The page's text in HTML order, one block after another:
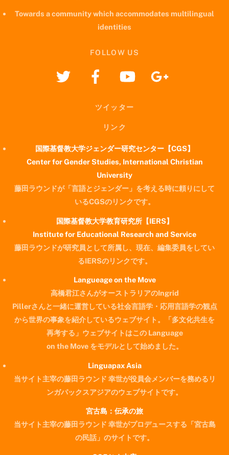
Towards a community which accommodates multilingual
identities
FOLLOW US
ツイッター
リンク
国際基督教大学ジェンダー研究センター【CGS】
Center for Gender Studies, International Christian
University
藤田ラウンドが「言語とジェンダー」を考える時に頼りにして
いるCGSのリンクです。
国際基督教大学教育研究所【IERS】
Institute for Educational Research and Service
藤田ラウンドが研究員として所属し、現在、編集委員をしてい
るIERSのリンクです。
Langueage on the Move
高橋君江さんがオーストラリアのIngrid
Pillerさんと一緒に運営している社会言語学・応用言語学の観点
から世界の事象を紹介しているウェブサイト。「多文化共生を
再考する」ウェブサイトはこの Language
on the Move をモデルとして始めました。
Linguapax Asia
当サイト主宰の藤田ラウンド 幸世が役員会メンバーを務めるリ
ンガパックスアジアのウェブサイトです。
宮古島：伝承の旅
当サイト主宰の藤田ラウンド 幸世がプロデュースする「宮古島
の民話」のサイトです。